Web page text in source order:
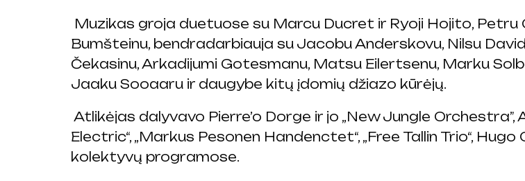
Muzikas groja duetuose su Marcu Ducret ir Ryoji Hojito, Petru
Bumšteinu, bendradarbiauja su Jacobu Anderskovu, Nilsu
Čekasinu, Arkadijumi Gotesmanu, Matsu Eilertsenu, Marku
Jaaku Sooaaru ir daugybe kitų įdomių džiazo kūrėjų.
Atlikėjas dalyvavo Pierre’o Dorge ir jo „New Jungle Orchestra”,
Electric“, „Markus Pesonen Handenctet“, „Free Tallin Trio“,
kolektyvų programose.